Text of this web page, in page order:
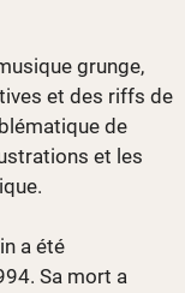
grunge,
et des riffs de
de
et les
a été
Sa mort a